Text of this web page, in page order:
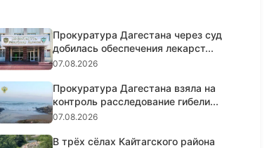
Прокуратура Дагестана через суд
добилась обеспечения лекарст...
07.08.2026
Прокуратура Дагестана взяла на
контроль расследование гибели...
07.08.2026
В трёх сёлах Кайтагского района